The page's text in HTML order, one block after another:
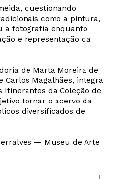
questionando
como a pintura,
a fotografia enquanto
e representação da
de Marta Moreira de
Carlos Magalhães, integra
Itinerantes da Coleção de
tornar o acervo da
diversificados de
— Museu de Arte